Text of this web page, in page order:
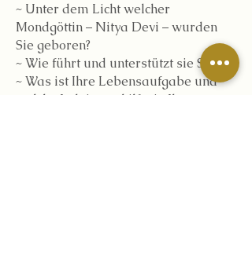
~ Unter dem Licht welcher
Mondgöttin – Nitya Devi – wurden
Sie geboren?
~ Wie führt und unterstützt sie Sie?
~ Was ist Ihre Lebensaufgabe und
welche Lektionen hilft sie Ihnen zu